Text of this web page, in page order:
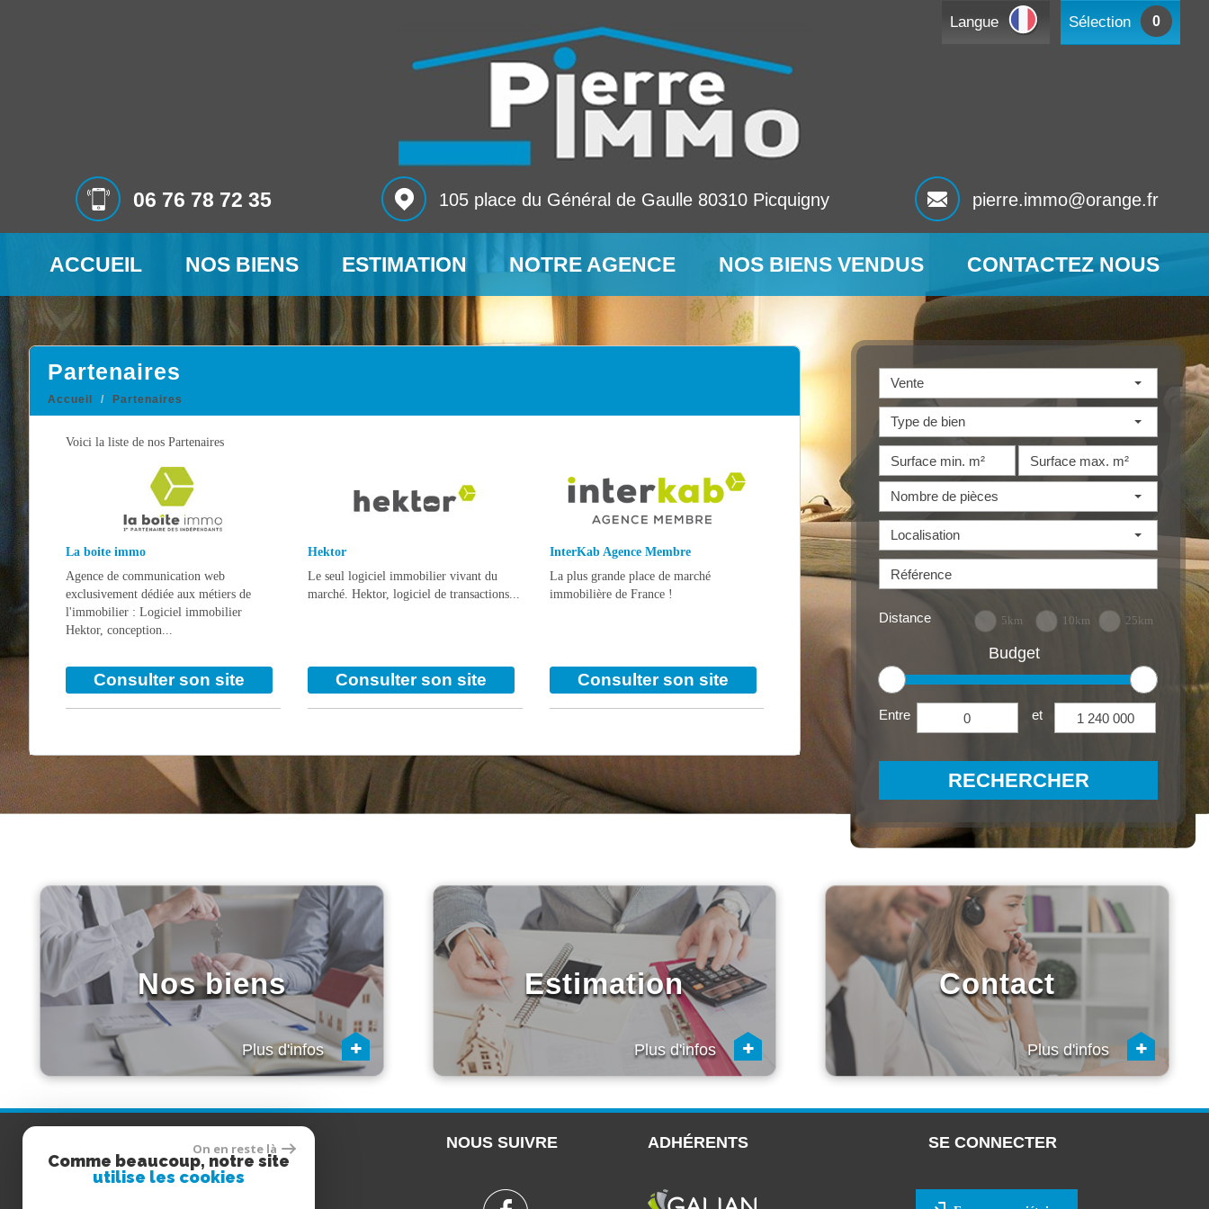
Langue Sélection 0
06 76 78 72 35 105 place du Général de Gaulle 80310 Picquigny pierre.immo@orange.fr
ACCUEIL NOS BIENS ESTIMATION NOTRE AGENCE NOS BIENS VENDUS CONTACTEZ NOUS
Vente
Type de bien
Nombre de pièces
Localisation
Distance 5km 10km 25km
Budget
Entre et
RECHERCHER
partenaires
Accueil Partenaires
Voici la liste de nos Partenaires
La boite immo
Agence de communication web
exclusivement dédiée aux métiers de
l'immobilier : Logiciel immobilier
Hektor, conception...
Consulter son site
Hektor
Le seul logiciel immobilier vivant du
marché. Hektor, logiciel de transactions...
Consulter son site
InterKab Agence Membre
La plus grande place de marché
immobilière de France !
Consulter son site
Nos biens
Plus d'infos +
Estimation
Plus d'infos +
Contact
Plus d'infos +
06 76 78 72 35
NOUS SUIVRE ADHÉRENTS SE CONNECTER
On en reste là
Comme beaucoup, notre site
utilise les cookies